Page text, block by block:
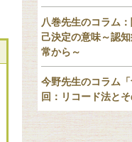
八巻先生のコラム
己決定の意味～認
常から～
今野先生のコラム
回：リコード法と